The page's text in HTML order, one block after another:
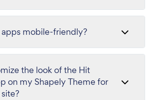
apps mobile-friendly?
the look of the Hit
on my Shapely Theme for